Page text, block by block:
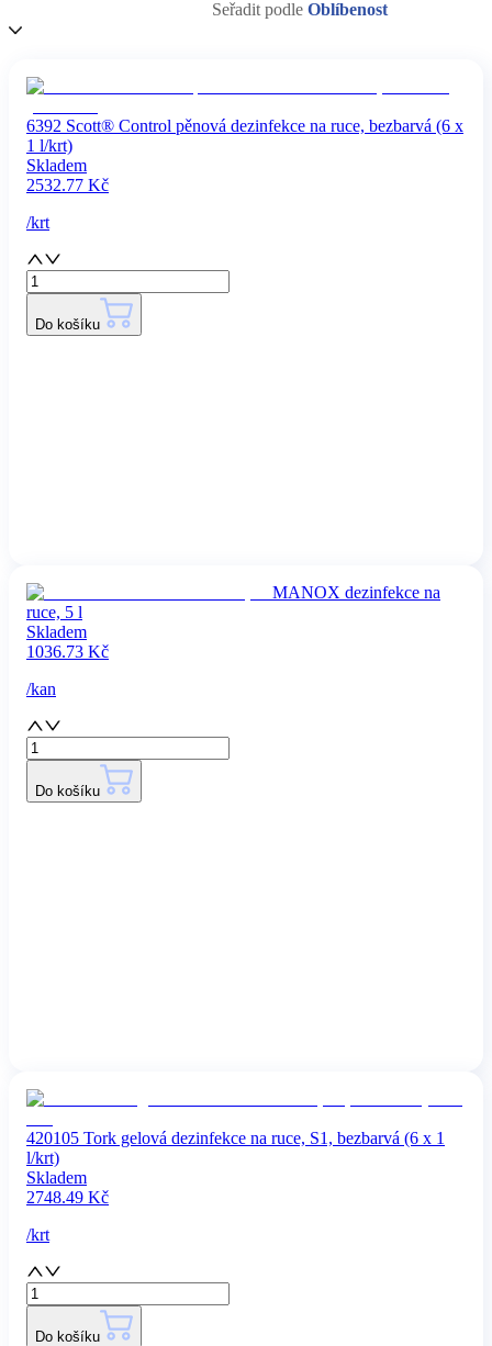
Seřadit podle Oblíbenost
6392 Scott® Control pěnová dezinfekce na ruce, bezbarvá (6 x
1 l/krt)
Skladem
2532.77 Kč
/krt
Do košíku
MANOX dezinfekce na
ruce, 5 l
Skladem
1036.73 Kč
/kan
Do košíku
420105 Tork gelová dezinfekce na ruce, S1, bezbarvá (6 x 1
l/krt)
Skladem
2748.49 Kč
/krt
Do košíku